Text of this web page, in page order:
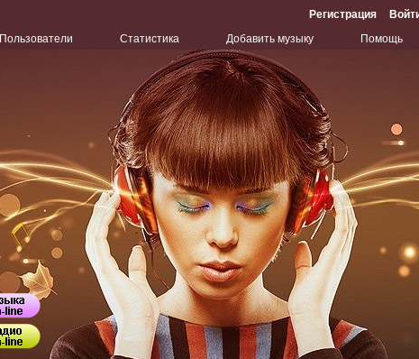
Регистрация
Пользователи Статистика Добавить музыку Помощь